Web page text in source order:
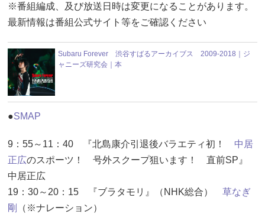
※番組編成、及び放送日時は変更になることがあります。
最新情報は番組公式サイト等をご確認ください
Subaru Forever 渋谷すばるアーカイブス 2009-2018｜ジ
ャニーズ研究会｜本
●SMAP
9：55～11：40 『北島康介引退後バラエティ初！ 中居
正広のスポーツ！ 号外スクープ狙います！ 直前SP』
中居正広
19：30～20：15 『ブラタモリ』（NHK総合） 草なぎ
剛
（※ナレーション）